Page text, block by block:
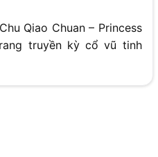
Qiao Chuan – Princess
truyền kỳ cổ vũ tinh